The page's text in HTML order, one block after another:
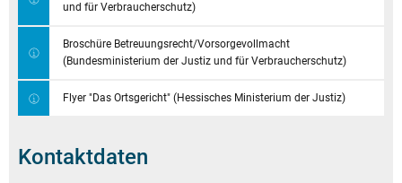
und für Verbraucherschutz)
Broschüre Betreuungsrecht/Vorsorgevollmacht
(Bundesministerium der Justiz und für Verbraucherschutz)
Flyer "Das Ortsgericht" (Hessisches Ministerium der Justiz)
Kontaktdaten